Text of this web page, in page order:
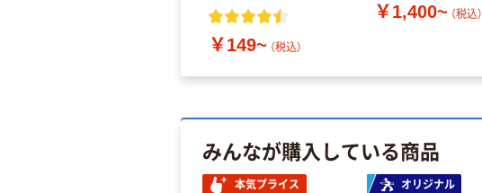
￥149~ （税込）
￥1,400~ （税込）
みんなが購入している商品
本気プライス オリジナル